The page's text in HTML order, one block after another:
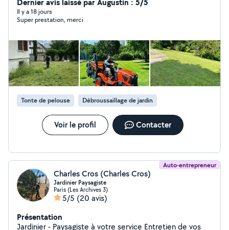
Taille des haies -Tonte de votre gazon - Débroussaillage
. Entretien de jardin bureau restaurant . Parc - Plus , de
rouleau et SEMI N'hésitez pas à me contacter -mon
O633223304 Je suis disponible et à votre écoute.
Merci pour votre confiance.
Il y a 18 jours
Super prestation, merci
Tonte de pelouse Débroussaillage de jardin
Voir le profil Contacter
Auto-entrepreneur
Charles Cros (Charles Cros)
Jardinier Paysagiste
Paris (Les Archives 3)
5/5 (20 avis)
Présentation
Jardinier - Paysagiste à votre service Entretien de vos